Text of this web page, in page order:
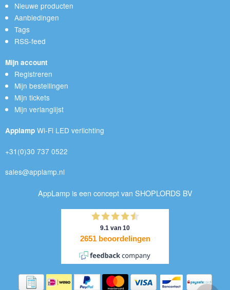
Nieuwe producten
Aanbiedingen
Tags
RSS-feed
Mijn account
Registreren
Mijn bestellingen
Mijn tickets
Mijn verlanglijst
Applamp Wi-Fi LED verlichting
+31(0)30 737 0522
sales@applamp.nl
AppLamp is een concept van SHOPLORDS BV